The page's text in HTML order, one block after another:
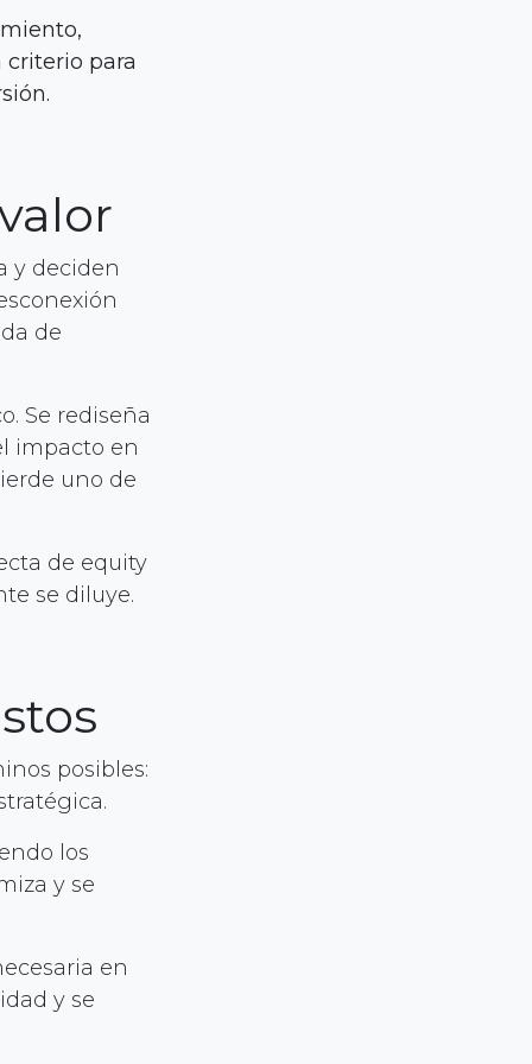
criterio para
y deciden
de
Se rediseña
impacto en
uno de
de equity
se diluye.
posibles:
los
y se
en
y se